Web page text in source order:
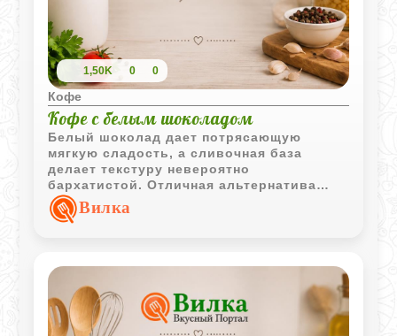
1,50K 0 0
Кофе
Кофе с белым шоколадом
Белый шоколад дает потрясающую
мягкую сладость, а сливочная база
делает текстуру невероятно
бархатистой. Отличная альтернатива
привычному капучино или латте, когда
хочется побаловать себя чем-то
кофейне.
Вилка